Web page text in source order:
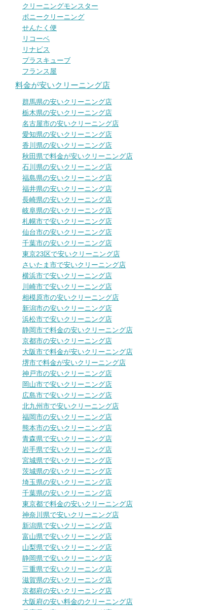
クリーニングモンスター
ポニークリーニング
せんたく便
リコーベ
リナビス
プラスキューブ
フランス屋
料金が安いクリーニング店
群馬県の安いクリーニング店
栃木県の安いクリーニング店
名古屋市の安いクリーニング店
愛知県の安いクリーニング店
香川県の安いクリーニング店
秋田県で料金が安いクリーニング店
石川県の安いクリーニング店
福島県の安いクリーニング店
福井県の安いクリーニング店
長崎県の安いクリーニング店
岐阜県の安いクリーニング店
札幌市で安いクリーニング店
仙台市の安いクリーニング店
千葉市の安いクリーニング店
東京23区で安いクリーニング店
さいたま市で安いクリーニング店
横浜市で安いクリーニング店
川崎市で安いクリーニング店
相模原市の安いクリーニング店
新潟市の安いクリーニング店
浜松市で安いクリーニング店
静岡市で料金の安いクリーニング店
京都市の安いクリーニング店
大阪市で料金が安いクリーニング店
堺市で料金が安いクリーニング店
神戸市の安いクリーニング店
岡山市で安いクリーニング店
広島市で安いクリーニング店
北九州市で安いクリーニング店
福岡市の安いクリーニング店
熊本市の安いクリーニング店
青森県で安いクリーニング店
岩手県で安いクリーニング店
宮城県で安いクリーニング店
茨城県の安いクリーニング店
埼玉県の安いクリーニング店
千葉県の安いクリーニング店
東京都で料金の安いクリーニング店
神奈川県で安いクリーニング店
新潟県で安いクリーニング店
富山県で安いクリーニング店
山梨県で安いクリーニング店
静岡県で安いクリーニング店
三重県で安いクリーニング店
滋賀県の安いクリーニング店
京都府の安いクリーニング店
大阪府の安い料金のクリーニング店